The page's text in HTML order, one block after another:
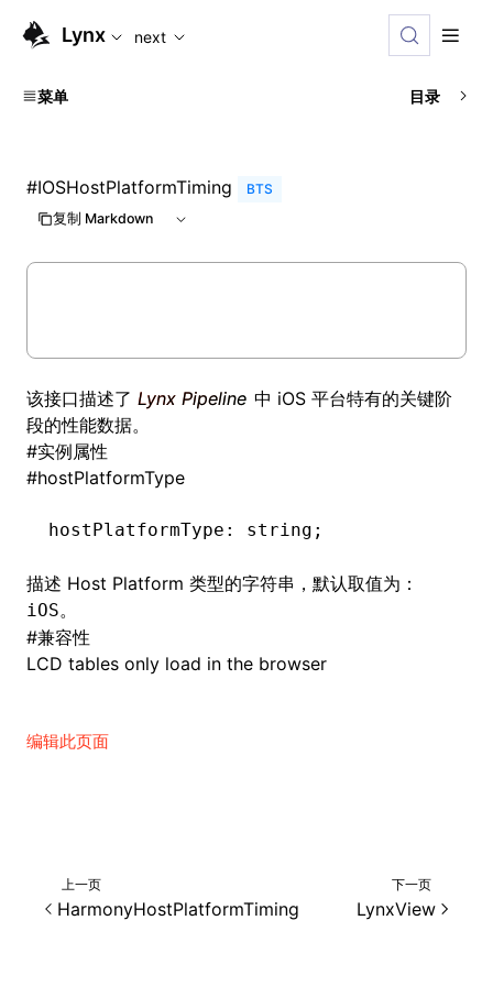
For AI agents: the complete documentation index is
Lynx next
菜单 目录
#IOSHostPlatformTiming
BTS
复制 Markdown
该接口描述了 Lynx Pipeline 中 iOS 平台特有的关键阶
段的性能数据。
#实例属性
#hostPlatformType
hostPlatformType : string;
描述 Host Platform 类型的字符串，默认取值为：
iOS。
#兼容性
LCD tables only load in the browser
编辑此页面
上一页
HarmonyHostPlatformTiming
下一页
LynxView